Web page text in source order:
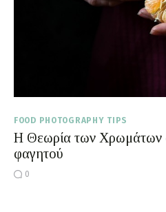
FOOD PHOTOGRAPHY TIPS
Η Θεωρία των Χρωμάτων
φαγητού
0